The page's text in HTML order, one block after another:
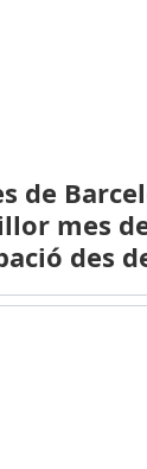
de
mes
des